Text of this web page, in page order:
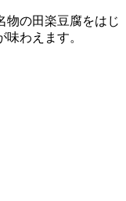
物の田楽豆腐をはじ
わえます。